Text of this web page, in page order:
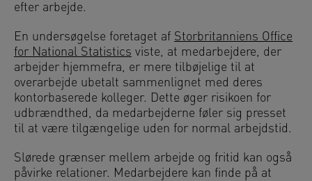
efter arbejde.
En undersøgelse foretaget af Storbritanniens Office
for National Statistics viste, at medarbejdere, der
arbejder hjemmefra, er mere tilbøjelige til at
overarbejde ubetalt sammenlignet med deres
kontorbaserede kolleger. Dette øger risikoen for
udbrændthed, da medarbejderne føler sig presset
til at være tilgængelige uden for normal arbejdstid.
Slørede grænser mellem arbejde og fritid kan også
påvirke relationer. Medarbejdere kan finde på at